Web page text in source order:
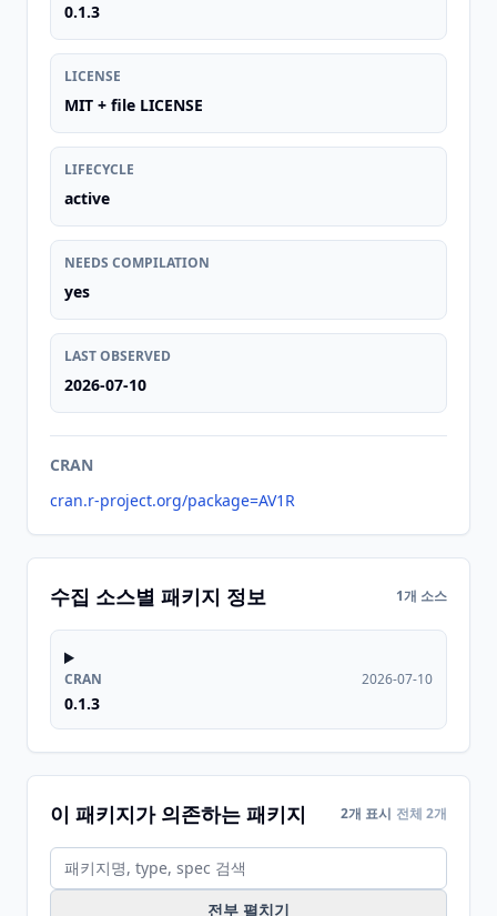
0.1.3
LICENSE
MIT + file LICENSE
LIFECYCLE
active
NEEDS COMPILATION
yes
LAST OBSERVED
2026-07-10
CRAN
cran.r-project.org/package=AV1R
수집 소스별 패키지 정보 1개 소스
CRAN
0.1.3
2026-07-10
이 패키지가 의존하는 패키지 2개 표시 전체 2개
전부 펼치기